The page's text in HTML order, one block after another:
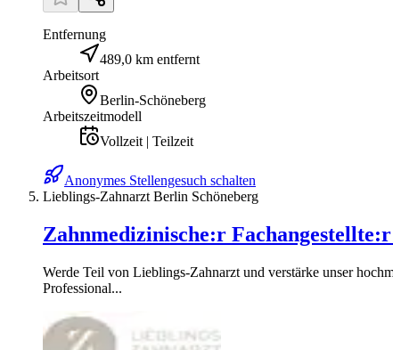
Entfernung
489,0 km entfernt
Arbeitsort
Berlin-Schöneberg
Arbeitszeitmodell
Vollzeit | Teilzeit
Anonymes Stellengesuch schalten
Lieblings-Zahnarzt Berlin Schöneberg
Zahnmedizinische:r
Werde Teil von Lieblings-Zahnarzt und verstärke unser
Professional...